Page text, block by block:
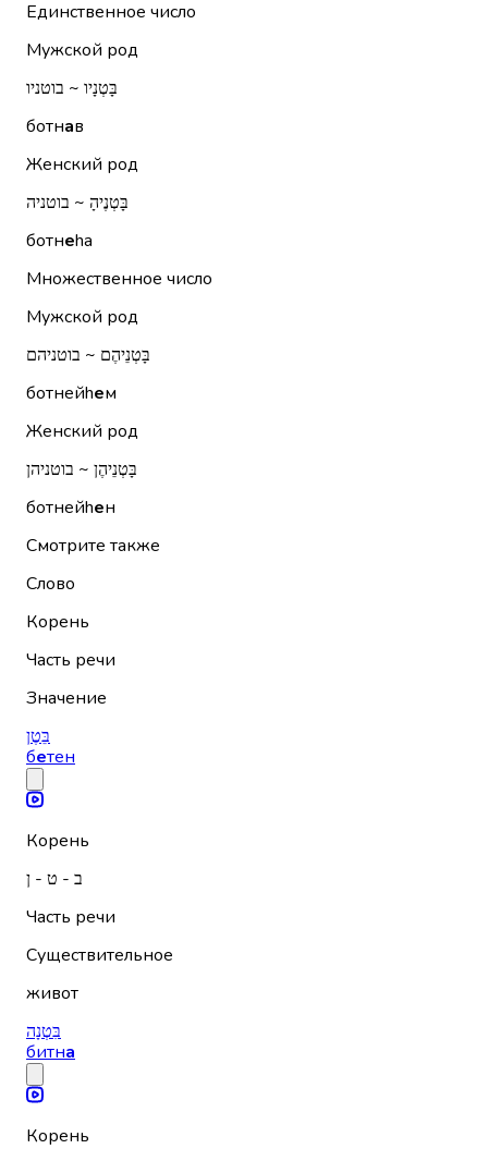
Единственное число
Мужской род
בָּטְנָיו ~ בוטניו
ботнав
Женский род
בָּטְנֶיהָ ~ בוטניה
ботнеhа
Множественное число
Мужской род
בָּטְנֵיהֶם ~ בוטניהם
ботнейhем
Женский род
בָּטְנֵיהֶן ~ בוטניהן
ботнейhен
Смотрите также
Слово
Корень
Часть речи
Значение
בֵּטֶן
бетен
Корень
ב - ט - ן
Часть речи
Существительное
живот
בִּטְנָה
битна
Корень